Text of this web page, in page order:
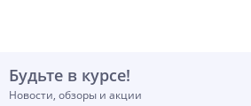
Будьте в курсе!
Новости, обзоры и акции